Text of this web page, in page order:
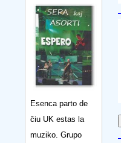
Esenca parto de
ĉiu UK estas la
muziko. Grupo